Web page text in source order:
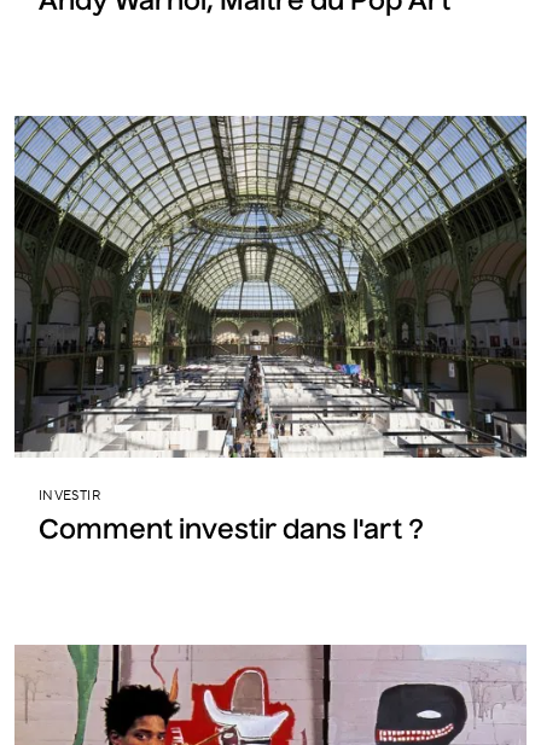
INVESTIR
Comment investir dans l'art ?